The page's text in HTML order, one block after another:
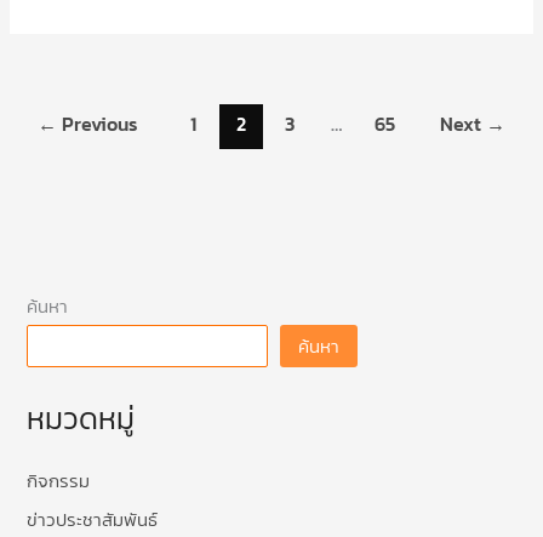
← Previous 1 2 3 … 65 Next →
ค้นหา
ค้นหา
หมวดหมู่
กิจกรรม
ข่าวประชาสัมพันธ์